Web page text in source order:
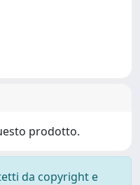
prodotto.
da copyright e